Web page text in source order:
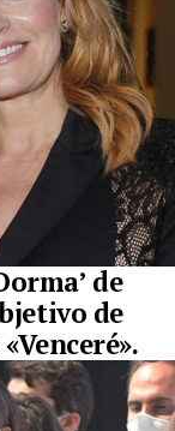
de
de